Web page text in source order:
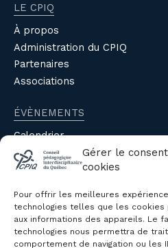
Gérer le
cookies
Pour offrir les meilleures
technologies telles que les
aux informations des appareils. Le
technologies nous permettra de
comportement de navigation ou les
LE CPIQ
À propos
Administration du CPIQ
Partenaires
Associations
ÉVÈNEMENTS
Calendrier
Évènements du CPIQ
Revue
Avis et mémoires
Autres publications